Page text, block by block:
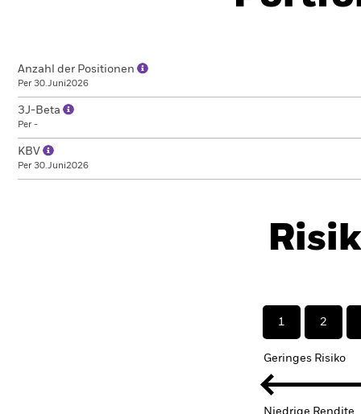
Anzahl der Positionen
Per 30.Juni2026
3J-Beta
Per -
KBV
Per 30.Juni2026
1 2
Geringes Risiko
Niedrige Rendite